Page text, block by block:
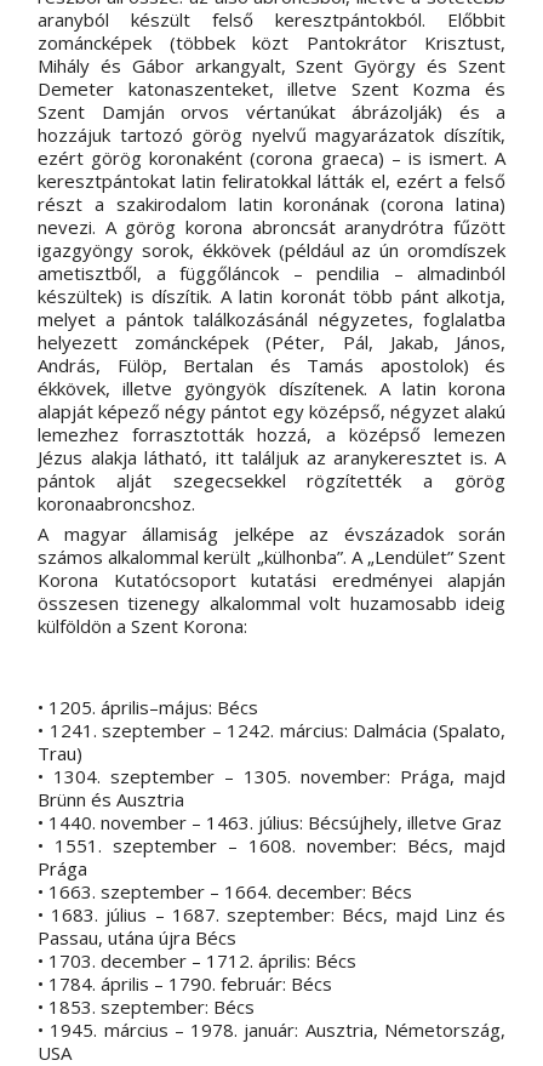
aranyból készült felső keresztpántokból. Előbbit
zománcképek (többek közt Pantokrátor Krisztust,
Mihály és Gábor arkangyalt, Szent György és Szent
Demeter katonaszenteket, illetve Szent Kozma és
Szent Damján orvos vértanúkat ábrázolják) és a
hozzájuk tartozó görög nyelvű magyarázatok díszítik,
ezért görög koronaként (corona graeca) – is ismert. A
keresztpántokat latin feliratokkal látták el, ezért a felső
részt a szakirodalom latin koronának (corona latina)
nevezi. A görög korona abroncsát aranydrótra fűzött
igazgyöngy sorok, ékkövek (például az ún oromdíszek
ametisztből, a függőláncok – pendilia – almadinból
készültek) is díszítik. A latin koronát több pánt alkotja,
melyet a pántok találkozásánál négyzetes, foglalatba
helyezett zománcképek (Péter, Pál, Jakab, János,
András, Fülöp, Bertalan és Tamás apostolok) és
ékkövek, illetve gyöngyök díszítenek. A latin korona
alapját képező négy pántot egy középső, négyzet alakú
lemezhez forrasztották hozzá, a középső lemezen
Jézus alakja látható, itt találjuk az aranykeresztet is. A
pántok alját szegecsekkel rögzítették a görög
koronaabroncshoz.
A magyar államiság jelképe az évszázadok során
számos alkalommal került „külhonba”. A „Lendület” Szent
Korona Kutatócsoport kutatási eredményei alapján
összesen tizenegy alkalommal volt huzamosabb ideig
külföldön a Szent Korona:
• 1205. április–május: Bécs
• 1241. szeptember – 1242. március: Dalmácia (Spalato,
Trau)
• 1304. szeptember – 1305. november: Prága, majd
Brünn és Ausztria
• 1440. november – 1463. július: Bécsújhely, illetve Graz
• 1551. szeptember – 1608. november: Bécs, majd
Prága
• 1663. szeptember – 1664. december: Bécs
• 1683. július – 1687. szeptember: Bécs, majd Linz és
Passau, utána újra Bécs
• 1703. december – 1712. április: Bécs
• 1784. április – 1790. február: Bécs
• 1853. szeptember: Bécs
• 1945. március – 1978. január: Ausztria, Németország,
USA